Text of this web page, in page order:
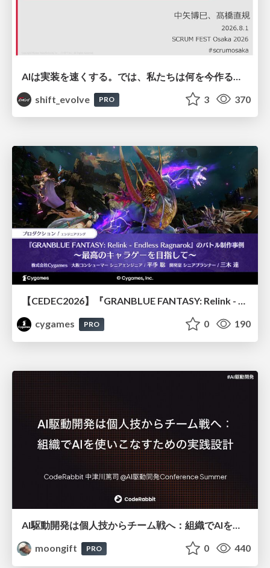
shift_evolve
PRO 3 370
【CEDEC2026】『GRANBLUE FANTASY: Relink - Endless Ragnarok』のバトル制作事例 ～最高のキャラゲーを目指して～
cygames
PRO 0 190
AI駆動開発は個人技からチーム戦へ：組織でAIを使いこなすための実践設計
moongift
PRO 0 440